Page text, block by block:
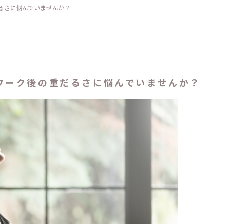
さに悩んでいませんか？
ク後の重だるさに悩んでいませんか？